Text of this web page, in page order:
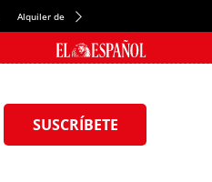
Alquiler de habitaciones en España